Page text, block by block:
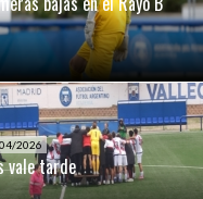
2026
vale tarde